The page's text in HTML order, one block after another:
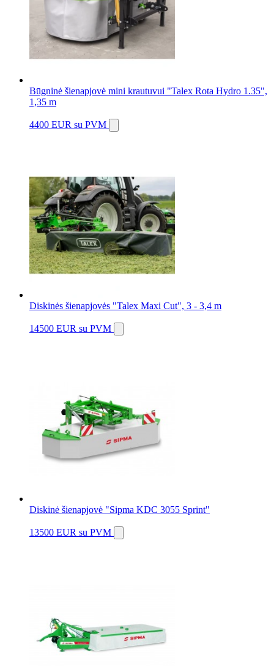
Būgninė šienapjovė mini krautuvui "Talex Rota Hydro 1.35",
1,35 m
4400 EUR su PVM
Diskinės šienapjovės "Talex Maxi Cut", 3 - 3,4 m
14500 EUR su PVM
Diskinė šienapjovė "Sipma KDC 3055 Sprint"
13500 EUR su PVM